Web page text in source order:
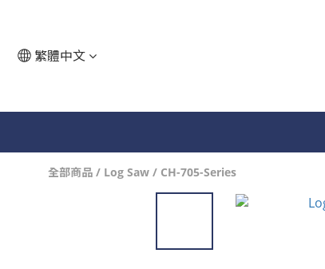
繁體中文
全部商品 / Log Saw / CH-705-Series